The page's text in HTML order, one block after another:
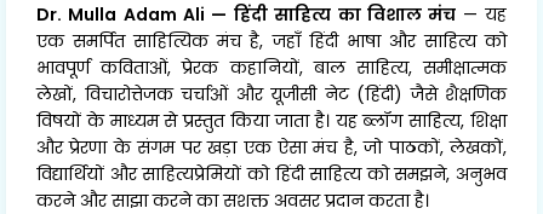
Dr. Mulla Adam Ali — हिंदी साहित्य का विशाल मंच — यह
एक समर्पित साहित्यिक मंच है, जहाँ हिंदी भाषा और साहित्य को
भावपूर्ण कविताओं, प्रेरक कहानियों, बाल साहित्य, समीक्षात्मक
लेखों, विचारोत्तेजक चर्चाओं और यूजीसी नेट (हिंदी) जैसे शैक्षणिक
विषयों के माध्यम से प्रस्तुत किया जाता है। यह ब्लॉग साहित्य, शिक्षा
और प्रेरणा के संगम पर खड़ा एक ऐसा मंच है, जो पाठकों, लेखकों,
विद्यार्थियों और साहित्यप्रेमियों को हिंदी साहित्य को समझने, अनुभव
करने और साझा करने का सशक्त अवसर प्रदान करता है।